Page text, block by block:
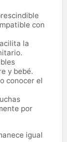
con
la
y bebé.
conocer el
por
igual